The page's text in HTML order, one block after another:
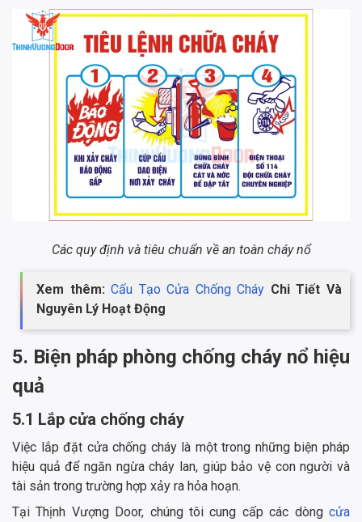
Các quy định và tiêu chuẩn về an toàn cháy nổ
Xem thêm: Cấu Tạo Cửa Chống Cháy Chi Tiết Và
Nguyên Lý Hoạt Động
5. Biện pháp phòng chống cháy nổ hiệu
quả
5.1 Lắp cửa chống cháy
Việc lắp đặt cửa chống cháy là một trong những biện pháp
hiệu quả để ngăn ngừa cháy lan, giúp bảo vệ con người và
tài sản trong trường hợp xảy ra hỏa hoạn.
Tại Thịnh Vượng Door, chúng tôi cung cấp các dòng cửa